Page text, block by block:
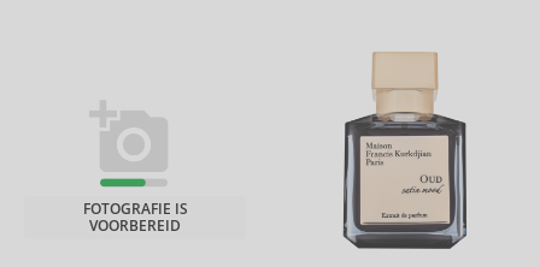
FOTOGRAFIE IS
VOORBEREID